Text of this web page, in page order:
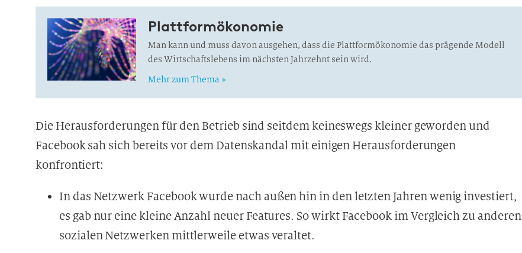
Plattformökonomie
Man kann und muss davon ausgehen, dass die Plattformökonomie das prägende Modell
des Wirtschaftslebens im nächsten Jahrzehnt sein wird.
Mehr zum Thema »
Die Herausforderungen für den Betrieb sind seitdem keineswegs kleiner geworden und
Facebook sah sich bereits vor dem Datenskandal mit einigen Herausforderungen
konfrontiert:
In das Netzwerk Facebook wurde nach außen hin in den letzten Jahren wenig investiert,
es gab nur eine kleine Anzahl neuer Features. So wirkt Facebook im Vergleich zu anderen
sozialen Netzwerken mittlerweile etwas veraltet.